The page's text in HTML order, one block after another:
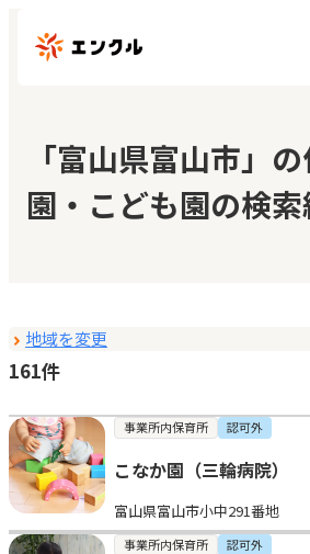
保育園・幼稚園を探す
地図から探す
マイページ
お気に入り
見学日記
「富山県富山市」
園・こども園の検
地域を変更
161件
事業所内保育所 認可外
こなか園（三輪病院）
富山県富山市小中291番地
事業所内保育所 認可外